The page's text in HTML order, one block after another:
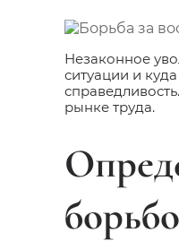
Незаконное
ситуации и
рынке труда.